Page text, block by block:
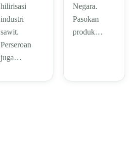
hilirisasi
industri
sawit.
Perseroan
juga…
Negara.
Pasokan
produk…